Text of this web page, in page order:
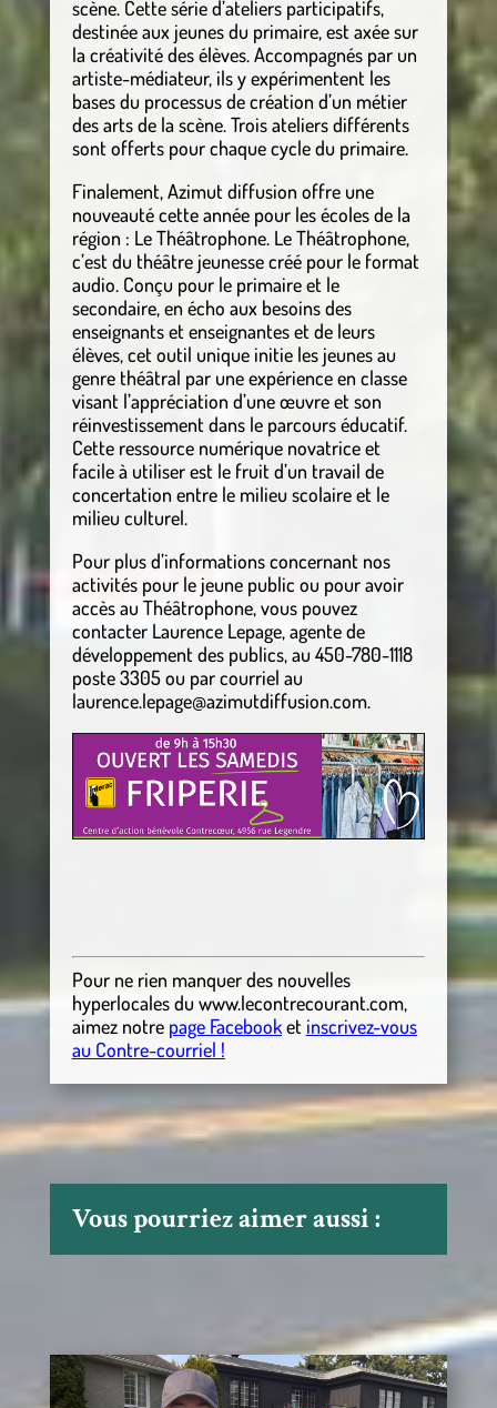
scène. Cette série d’ateliers participatifs,
destinée aux jeunes du primaire, est axée sur
la créativité des élèves. Accompagnés par un
artiste-médiateur, ils y expérimentent les
bases du processus de création d’un métier
des arts de la scène. Trois ateliers différents
sont offerts pour chaque cycle du primaire.
Finalement, Azimut diffusion offre une
nouveauté cette année pour les écoles de la
région : Le Théâtrophone. Le Théâtrophone,
c’est du théâtre jeunesse créé pour le format
audio. Conçu pour le primaire et le
secondaire, en écho aux besoins des
enseignants et enseignantes et de leurs
élèves, cet outil unique initie les jeunes au
genre théâtral par une expérience en classe
visant l’appréciation d’une œuvre et son
réinvestissement dans le parcours éducatif.
Cette ressource numérique novatrice et
facile à utiliser est le fruit d’un travail de
concertation entre le milieu scolaire et le
milieu culturel.
Pour plus d’informations concernant nos
activités pour le jeune public ou pour avoir
accès au Théâtrophone, vous pouvez
contacter Laurence Lepage, agente de
développement des publics, au 450-780-1118
poste 3305 ou par courriel au
laurence.lepage@azimutdiffusion.com.
Pour ne rien manquer des nouvelles
hyperlocalesduwww.lecontrecourant.com,
aimez notre page Facebooket inscrivez-vous
au Contre-courriel !
Vous pourriez aimer aussi :